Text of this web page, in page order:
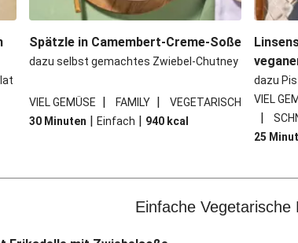
Spätzle in Camembert-Creme-Soße
dazu selbst gemachtes Zwiebel-Chutney
VIEL GEMÜSE | FAMILY |
VEGETARISCH
30 Minuten | Einfach | 940 kcal
dazu
VIEL
|
25
Einfache Vegetarische